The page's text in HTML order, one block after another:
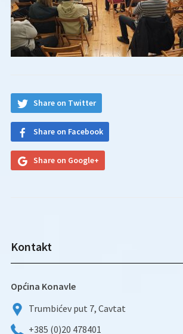
Share on Twitter
Share on Facebook
Share on Google+
Kontakt
Općina Konavle
Trumbićev put 7, Cavtat
+385 (0)20 478401